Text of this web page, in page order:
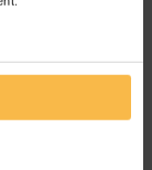
–